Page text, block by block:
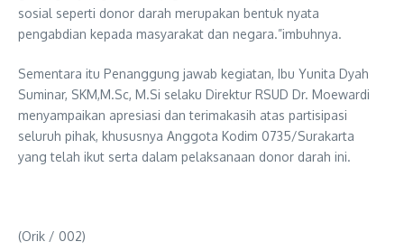
sosial seperti donor darah merupakan bentuk nyata
pengabdian kepada masyarakat dan negara.”imbuhnya.
Sementara itu Penanggung jawab kegiatan, Ibu Yunita Dyah
Suminar, SKM,M.Sc, M.Si selaku Direktur RSUD Dr. Moewardi
menyampaikan apresiasi dan terimakasih atas partisipasi
seluruh pihak, khususnya Anggota Kodim 0735/Surakarta
yang telah ikut serta dalam pelaksanaan donor darah ini.
(Orik / 002)